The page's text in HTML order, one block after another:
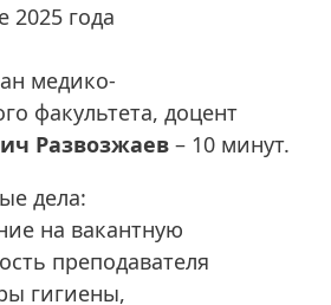
2025 года
медико-
факультета, доцент
Развозжаев – 10 минут.
дела:
на вакантную
преподавателя
гигиены,